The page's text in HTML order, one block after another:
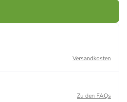
Versandkosten
Zu den FAQs